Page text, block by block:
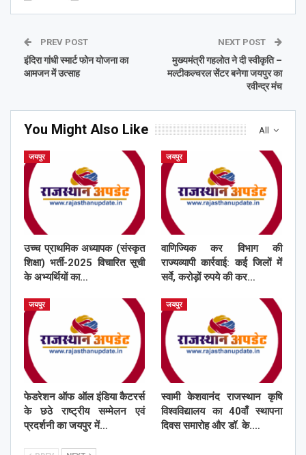
PREV POST
इंदिरा गांधी स्मार्ट फोन योजना का
आमजन में उत्साह
NEXT POST
मुख्यमंत्री गहलोत ने दी स्वीकृति –
मल्टीकल्चरल सेंटर बनेगा जयपुर का
रवीन्द्र मंच
All
You Might Also Like
जयपुर
उच्च प्राथमिक अध्यापक (संस्कृत
शिक्षा) भर्ती-2025 विचारित सूची
के अभ्यर्थियों का…
जयपुर
वाणिज्यिक कर विभाग की
राज्यव्यापी कार्रवाई: कई जिलों में
सर्वे, करोड़ों रुपये की कर…
जयपुर
फेडरेशन ऑफ ऑल इंडिया कैटरर्स
के छठे राष्ट्रीय सम्मेलन एवं
प्रदर्शनी का जयपुर में…
जयपुर
स्वामी केशवानंद राजस्थान कृषि
विश्वविद्यालय का 40वाँ स्थापना
दिवस समारोह और डॉ. के.…